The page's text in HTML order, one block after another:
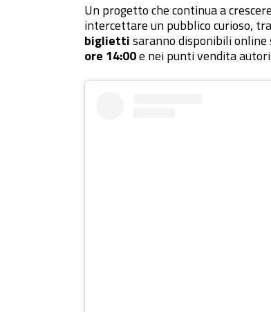
Un progetto che continua a
intercettare un pubblico curioso,
bigliettisaranno disponibili online
ore 14:00e nei punti vendita